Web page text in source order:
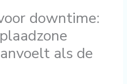
downtime:
als de